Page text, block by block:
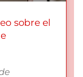
sobre el